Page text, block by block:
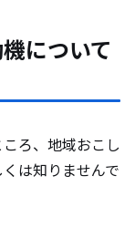
象と、
について
ろ、地域おこし
は知りませんで